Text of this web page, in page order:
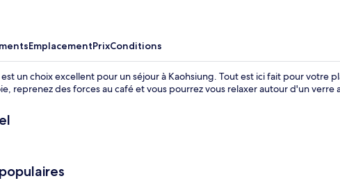
EmplacementPrixConditions
un choix excellent pour un séjour à Kaohsiung. Tout est ici fait pour votre
reprenez des forces au café et vous pourrez vous relaxer autour d'un verre